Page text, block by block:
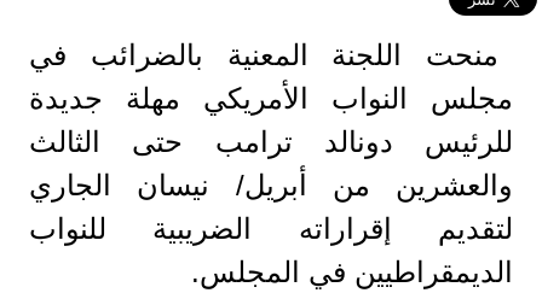
منحت اللجنة المعنية بالضرائب في
مجلس النواب الأمريكي مهلة جديدة
للرئيس دونالد ترامب حتى الثالث
والعشرين من أبريل/ نيسان الجاري
لتقديم إقراراته الضريبية للنواب
الديمقراطيين في المجلس.